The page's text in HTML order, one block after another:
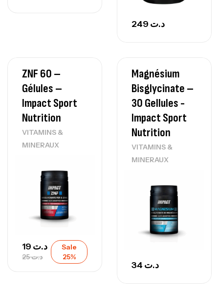
د.ت
ZNF 60 –
Gélules –
Impact Sport
Nutrition
VITAMINS &
MINERAUX
د.ت25
د.ت
Sale
25%
Magnésium
Bisglycinate –
30 Gellules -
Impact Sport
Nutrition
VITAMINS &
MINERAUX
د.ت